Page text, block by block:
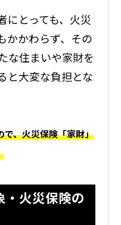
にとっても、火災
かかわらず、その
な住まいや家財を
と大変な負担とな
で、火災保険「家財」
・火災保険の